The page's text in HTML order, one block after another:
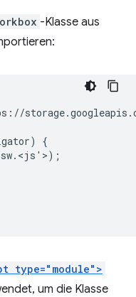
-Klasse aus
{
;
type="module">
um die Klasse